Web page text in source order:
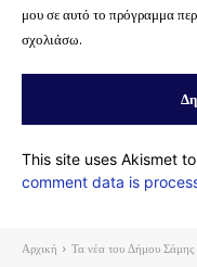
μου σε αυτό το πρόγραμμα
σχολιάσω.
This site uses Akismet
comment data is